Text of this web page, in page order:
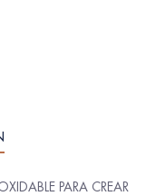
PARA CREAR